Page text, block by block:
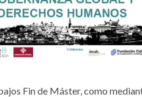
Fin de Máster, como